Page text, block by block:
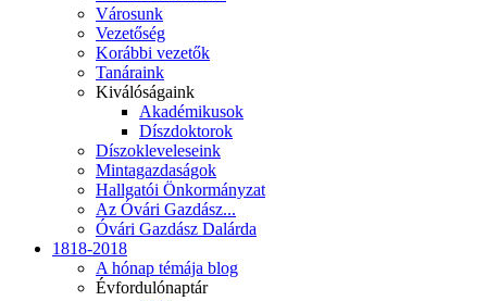
Városunk
Vezetőség
Korábbi vezetők
Tanáraink
Kiválóságaink
Akadémikusok
Díszdoktorok
Díszokleveleseink
Mintagazdaságok
Hallgatói Önkormányzat
Az Óvári Gazdász...
Óvári Gazdász Dalárda
1818-2018
A hónap témája blog
Évfordulónaptár